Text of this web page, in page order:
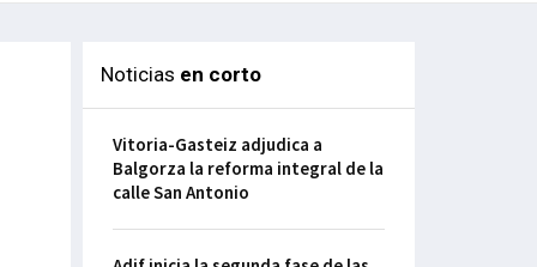
Noticias en corto
Vitoria-Gasteiz adjudica a
Balgorza la reforma integral de la
calle San Antonio